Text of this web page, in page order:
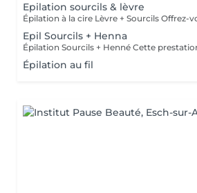
Epilation sourcils & lèvre
Epil Sourcils + Henna
Épilation au fil